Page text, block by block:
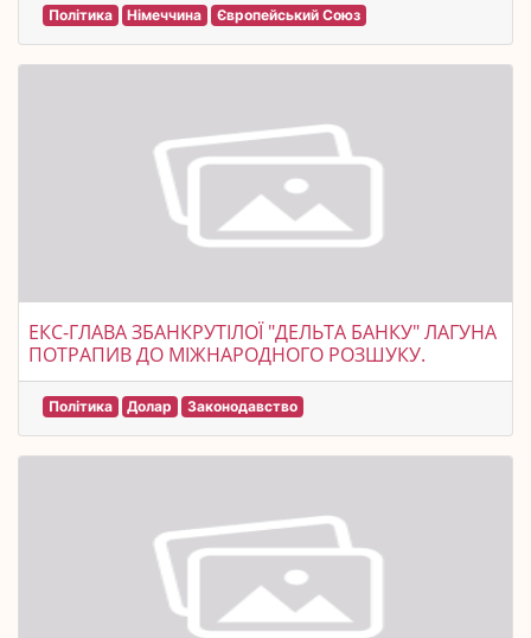
Політика Німеччина Європейський Союз
ЕКС-ГЛАВА ЗБАНКРУТІЛОЇ "ДЕЛЬТА БАНКУ" ЛАГУНА
ПОТРАПИВ ДО МІЖНАРОДНОГО РОЗШУКУ.
Політика Долар Законодавство